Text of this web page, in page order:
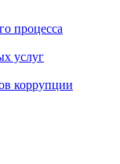
процесса
услуг
коррупции